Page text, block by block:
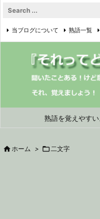
熟語を覚えやす
当ブログについて 熟語一覧
プライバシーポリシー 
 ホーム >  二文字